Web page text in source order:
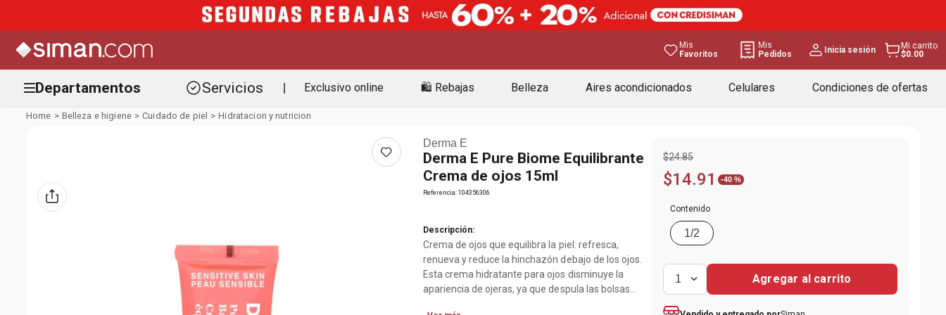
Mis
Favoritos
Mis
Pedidos
Inicia sesión
Mi carrito
$0.00
Departamentos Servicios Exclusivo online 🛍️ Rebajas Belleza Aires acondicionados Celulares Condiciones de ofertas
Belleza e higiene Cuidado de piel Hidratacion y nutricion
Derma E
Derma E Pure Biome Equilibrante
Crema de ojos 15ml
Referencia: 104356306
Descripción:
Crema de ojos que equilibra la piel: refresca,
renueva y reduce la hinchazón debajo de los ojos.
Esta crema hidratante para ojos disminuye la
apariencia de ojeras, ya que despula las bolsas
$24.85
$14.91 -40 %
Contenido
1/2
1 Agregar al carrito